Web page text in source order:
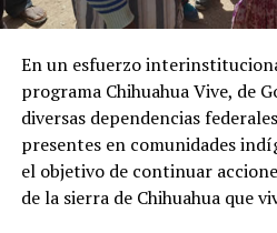
En un esfuerzo
programa Chihuahua Vive, de
diversas dependencias
presentes en comunidades
el objetivo de continuar
de la sierra de Chihuahua que